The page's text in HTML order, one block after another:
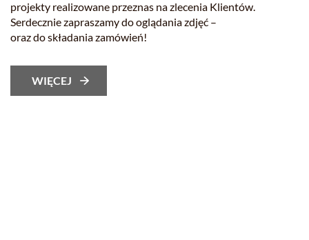
projekty realizowane przeznas na zlecenia Klientów.
Serdecznie zapraszamy do oglądania zdjęć –
oraz do składania zamówień!
WIĘCEJ